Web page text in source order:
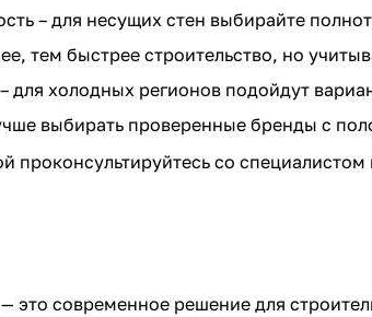
– для несущих стен выбирайте
тем быстрее строительство, но
для холодных регионов подойдут
выбирать проверенные бренды с
проконсультируйтесь со
— это современное решение для